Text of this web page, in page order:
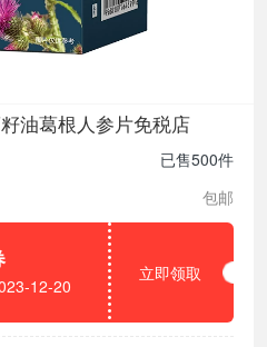
油葛根人参片免税店
已售500件
包邮
12-20
立即领取